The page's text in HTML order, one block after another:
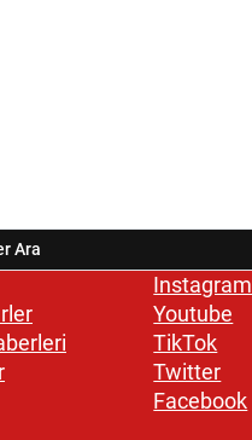
Instagram
Youtube
TikTok
Twitter
Facebook